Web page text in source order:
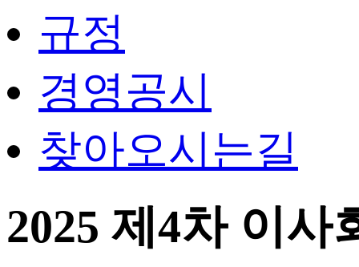
규정
경영공시
찾아오시는길
2025 제4차 이사